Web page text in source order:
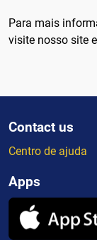
Para mais
visite nosso site
Contact us
Centro de ajuda
Apps